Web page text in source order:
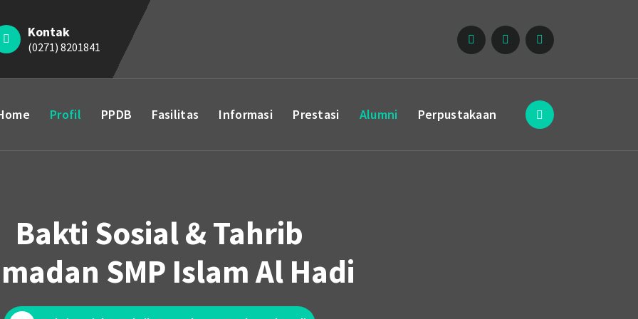
Kontak
(0271) 8201841
Profil PPDB Fasilitas Informasi Prestasi Alumni Perpustakaan
Bakti Sosial & Tahrib
SMP Islam Al Hadi